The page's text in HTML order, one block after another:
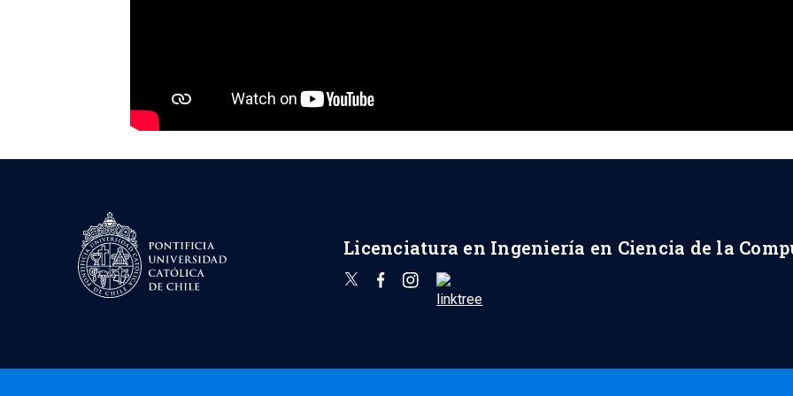
Licenciatura en Ingeniería en Ciencia de la